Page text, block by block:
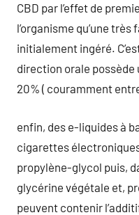
CBD par l’effet de
l’organisme qu’une
initialement ingéré.
direction orale
20% ( couramment
enfin, des e-liquides à
cigarettes
propylène-glycol puis,
glycérine végétale et,
peuvent contenir